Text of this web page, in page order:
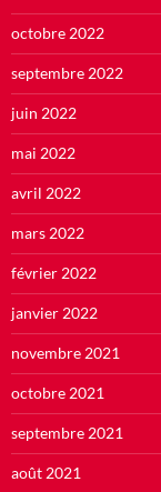
octobre 2022
septembre 2022
juin 2022
mai 2022
avril 2022
mars 2022
février 2022
janvier 2022
novembre 2021
octobre 2021
septembre 2021
août 2021